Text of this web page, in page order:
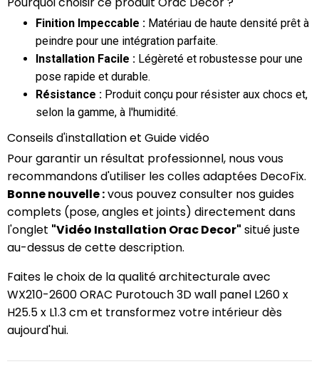
Finition Impeccable : Matériau de haute densité prêt à
peindre pour une intégration parfaite.
Installation Facile : Légèreté et robustesse pour une
pose rapide et durable.
Résistance : Produit conçu pour résister aux chocs et,
selon la gamme, à l'humidité.
Conseils d'installation et Guide vidéo
Pour garantir un résultat professionnel, nous vous
recommandons d'utiliser les colles adaptées DecoFix.
Bonne nouvelle :vous pouvez consulter nos guides
complets (pose, angles et joints) directement dans
l'onglet "Vidéo Installation Orac Decor" situé juste
au-dessus de cette description.
Faites le choix de la qualité architecturale avec
WX210-2600 ORAC Purotouch 3D wall panel L260 x
H25.5 x L1.3 cm et transformez votre intérieur dès
aujourd'hui.